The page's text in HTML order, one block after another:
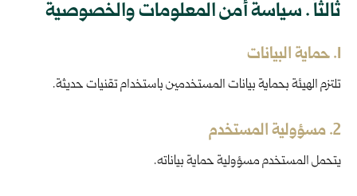
ثالثاً . سياسة أمن المعلومات والخصوصية
1. حماية البيانات
تلتزم الهيئة بحماية بيانات المستخدمين باستخدام تقنيات حديثة.
2. مسؤولية المستخدم
يتحمل المستخدم مسؤولية حماية بياناته.